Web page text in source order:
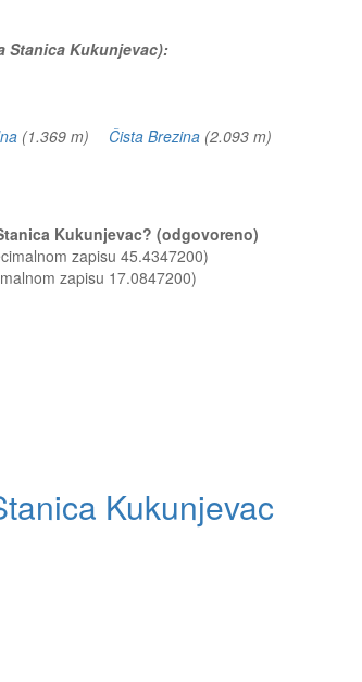
Stanica Kukunjevac):
(1.369 m) Čista Brezina (2.093 m)
Kukunjevac? (odgovoreno)
zapisu 45.4347200)
zapisu 17.0847200)
Kukunjevac